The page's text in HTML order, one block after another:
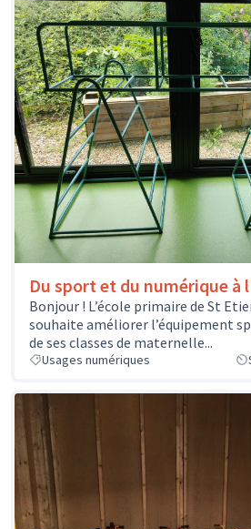
Du sport et du numérique à
Bonjour ! L’école primaire de St
souhaite améliorer l’équipement
de ses classes de maternelle...
Usages numériques